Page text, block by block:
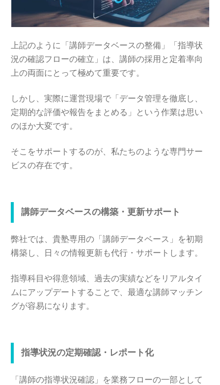
上記のように「講師データベースの整備」「指導状
況の確認フローの確立」は、講師の採用と定着率向
上の両面にとって極めて重要です。
しかし、実際に運営現場で「データ管理を徹底し、
定期的な評価や報告をまとめる」という作業は思い
のほか大変です。
そこをサポートするのが、私たちのような専門サー
ビスの存在です。
講師データベースの構築・更新サポート
弊社では、貴塾専用の「講師データベース」を初期
構築し、日々の情報更新も代行・サポートします。
指導科目や得意領域、過去の実績などをリアルタイ
ムにアップデートすることで、最適な講師マッチン
グが容易になります。
指導状況の定期確認・レポート化
「講師の指導状況確認」を業務フローの一部として